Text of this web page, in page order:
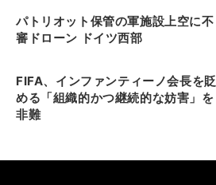
パトリオット保管の軍施設上空に不
審ドローン ドイツ西部
FIFA、インファンティーノ会長を貶
める「組織的かつ継続的な妨害」を
非難